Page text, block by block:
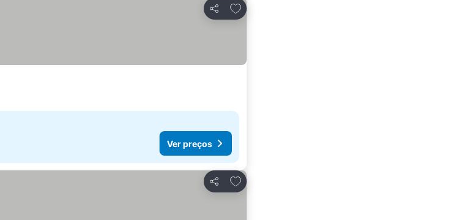
Partilhar
Adicionar aos favoritos
Ver preços
Partilhar
Adicionar aos favoritos